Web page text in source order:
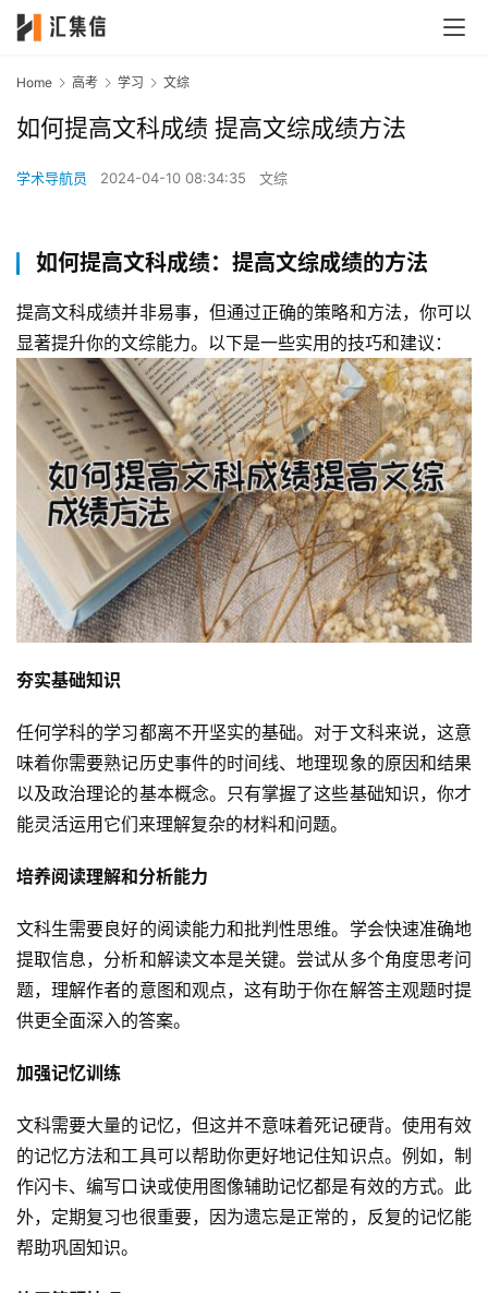
Home 高考 学习 文综
如何提高文科成绩 提高文综成绩方法
学术导航员 2024-04-10 08:34:35 文综
如何提高文科成绩：提高文综成绩的方法
提高文科成绩并非易事，但通过正确的策略和方法，你可以
显著提升你的文综能力。以下是一些实用的技巧和建议：
夯实基础知识
任何学科的学习都离不开坚实的基础。对于文科来说，这意
味着你需要熟记历史事件的时间线、地理现象的原因和结果
以及政治理论的基本概念。只有掌握了这些基础知识，你才
能灵活运用它们来理解复杂的材料和问题。
培养阅读理解和分析能力
文科生需要良好的阅读能力和批判性思维。学会快速准确地
提取信息，分析和解读文本是关键。尝试从多个角度思考问
题，理解作者的意图和观点，这有助于你在解答主观题时提
供更全面深入的答案。
加强记忆训练
文科需要大量的记忆，但这并不意味着死记硬背。使用有效
的记忆方法和工具可以帮助你更好地记住知识点。例如，制
作闪卡、编写口诀或使用图像辅助记忆都是有效的方式。此
外，定期复习也很重要，因为遗忘是正常的，反复的记忆能
帮助巩固知识。